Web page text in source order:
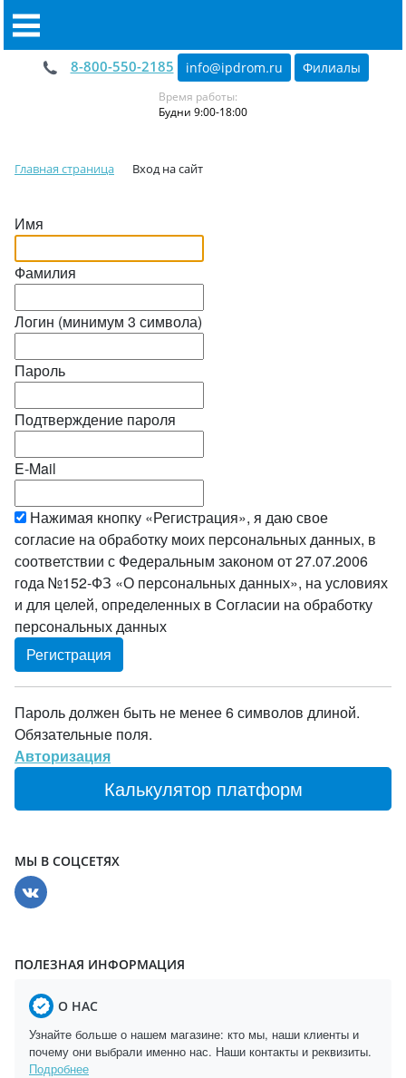
8-800-550-2185 info@ipdrom.ru Филиалы
Время работы:
Будни 9:00-18:00
Главная страница Вход на сайт
Имя
Фамилия
Логин (минимум 3 символа)
Пароль
Подтверждение пароля
E-Mail
Нажимая кнопку «Регистрация», я даю свое
согласие на обработку моих персональных данных, в
соответствии с Федеральным законом от 27.07.2006
года №152-ФЗ «О персональных данных», на условиях
и для целей, определенных в Согласии на обработку
персональных данных
Пароль должен быть не менее 6 символов длиной.
Обязательные поля.
Авторизация
Калькулятор платформ
МЫ В СОЦСЕТЯХ
ПОЛЕЗНАЯ ИНФОРМАЦИЯ
О НАС
Узнайте больше о нашем магазине: кто мы, наши клиенты и
почему они выбрали именно нас. Наши контакты и реквизиты.
Подробнее